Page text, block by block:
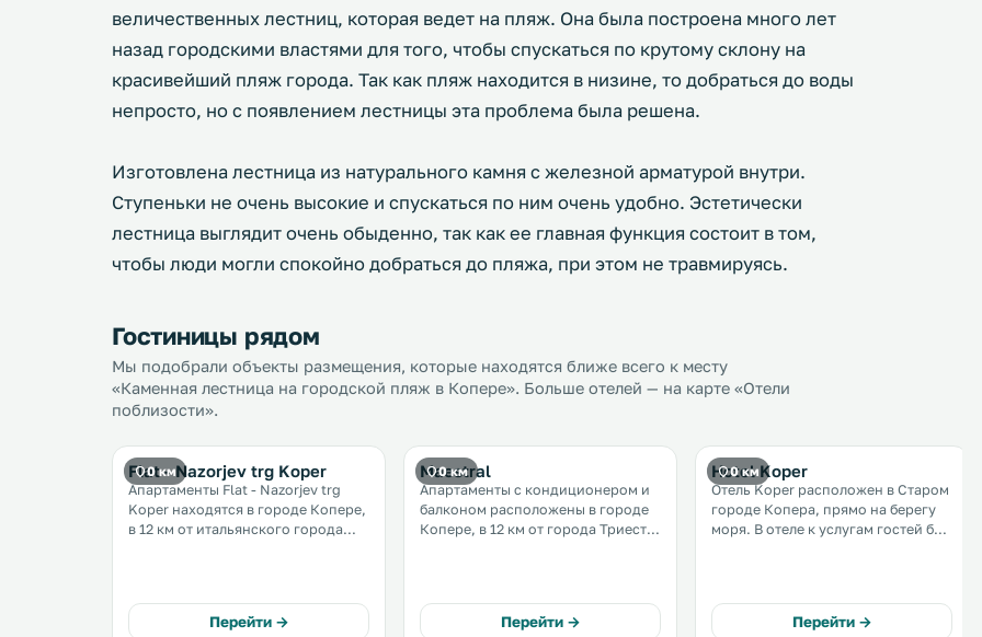
величественных лестниц, которая ведет на пляж. Она была построена много лет
назад городскими властями для того, чтобы спускаться по крутому склону на
красивейший пляж города. Так как пляж находится в низине, то добраться до воды
непросто, но с появлением лестницы эта проблема была решена.
Изготовлена лестница из натурального камня с железной арматурой внутри.
Ступеньки не очень высокие и спускаться по ним очень удобно. Эстетически
лестница выглядит очень обыденно, так как ее главная функция состоит в том,
чтобы люди могли спокойно добраться до пляжа, при этом не травмируясь.
Гостиницы рядом
Мы подобрали объекты размещения, которые находятся ближе всего к месту
«Каменная лестница на городской пляж в Копере». Больше отелей — на карте «Отели
поблизости».
0 км
Flat - Nazorjev trg Koper
Апартаменты Flat - Nazorjev trg
Koper находятся в городе Копере,
в 12 км от итальянского города
апартаменты расположены в 37 км
от хорватского города Пореча. .
Перейти →
0 км
Maestral
Апартаменты с кондиционером и
балконом расположены в городе
Копере, в 12 км от города Триеста.
с плоским экраном. .
Перейти →
0 км
Hotel Koper
Отель Koper расположен в Старом
городе Копера, прямо на берегу
моря. В отеле к услугам гостей бар
закусками и коктейлями
находится всего в 150 метрах от
Перейти →